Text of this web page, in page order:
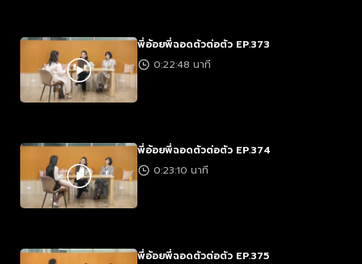
พี่อ้อยพี่ฉอดตัวต่อตัว EP.373
0:22:48 นาที
พี่อ้อยพี่ฉอดตัวต่อตัว EP.374
0:23:10 นาที
พี่อ้อยพี่ฉอดตัวต่อตัว EP.375